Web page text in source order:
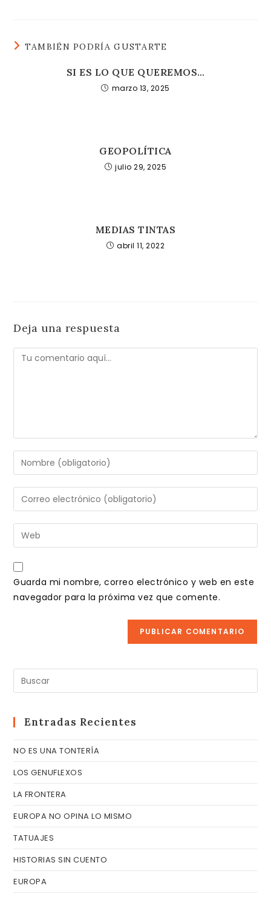
TAMBIÉN PODRÍA GUSTARTE
SI ES LO QUE QUEREMOS…
marzo 13, 2025
GEOPOLÍTICA
julio 29, 2025
MEDIAS TINTAS
abril 11, 2022
Deja una respuesta
Comentario
Introduce
tu
nombre
de
usuario
para
comentar
Introduce
tu
dirección
de
electrónico
para
comentar
Introduce
la
URL
de
Guarda mi nombre, correo electrónico y web en este
navegador para la próxima vez que comente.
Entradas Recientes
NO ES UNA TONTERÍA
LOS GENUFLEXOS
LA FRONTERA
EUROPA NO OPINA LO MISMO
TATUAJES
HISTORIAS SIN CUENTO
EUROPA